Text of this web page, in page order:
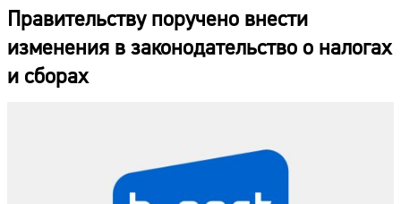
Правительству поручено внести
изменения в законодательство о налогах
и сборах